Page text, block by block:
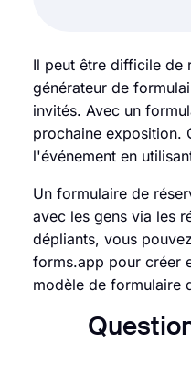
Il peut être difficile de
générateur de
invités. Avec un
prochaine exposition.
l'événement en
Un formulaire de
avec les gens via les
dépliants, vous
forms.app pour créer
modèle de formulaire